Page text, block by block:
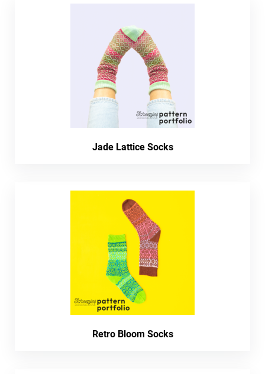
Jade Lattice Socks
Retro Bloom Socks